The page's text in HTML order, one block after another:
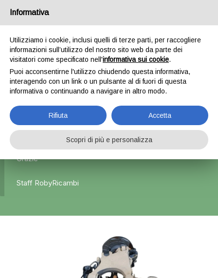
Home Parti meccaniche Differenziale
Ponte/Assale
Posteriore x Alfa Romeo Stelvio 4×4 a disco – 2019>
L'azienda Resta Chiusa Dal 5.08 Al 31.08 Qualsiasi
Ordine Verrà Accettato Ma La Spedizione Ripartirà Dal 1
Grazie
Staff RobyRicambi
Informativa
Utilizziamo i cookie, inclusi quelli di terze parti, per raccogliere
informazioni sull’utilizzo del nostro sito web da parte dei
visitatori come specificato nell'informativa sui cookie.
Puoi acconsentirne l'utilizzo chiudendo questa informativa,
interagendo con un link o un pulsante al di fuori di questa
informativa o continuando a navigare in altro modo.
Rifiuta Accetta
Scopri di più e personalizza